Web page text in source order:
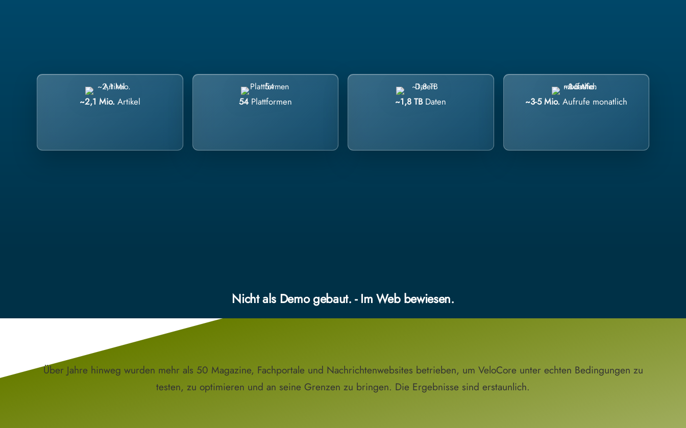
~2,1 Mio. Artikel 54 Plattformen ~1,8 TB Daten ~3-5 Mio. Aufrufe monatlich
Nicht als Demo gebaut. - Im Web bewiesen.
Über Jahre hinweg wurden mehr als 50 Magazine, Fachportale und Nachrichtenwebsites betrieben, um VeloCore unter echten Bedingungen zu
testen, zu optimieren und an seine Grenzen zu bringen. Die Ergebnisse sind erstaunlich.